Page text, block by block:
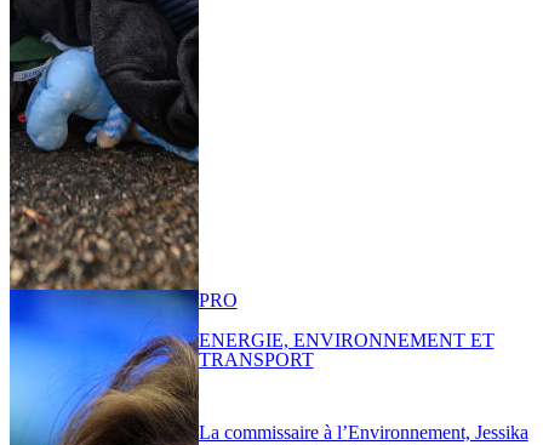
La commissaire à l’Environnement, Jessika
PRO
ENERGIE, ENVIRONNEMENT ET
TRANSPORT